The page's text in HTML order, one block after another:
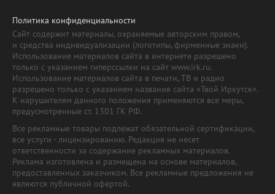
Политика конфиденциальности
Сайт содержит материалы, охраняемые авторским правом,
и средства индивидуализации (логотипы, фирменные знаки).
Использование материалов сайта в интернете разрешено
только с указанием гиперссылки на сайт www.irk.ru.
Использование материалов сайта в печати, ТВ и радио
разрешено только с указанием названия сайта «Твой Иркутск».
К нарушителям данного положения применяются все меры,
предусмотренные ст. 1301 ГК РФ.
Все рекламные товары подлежат обязательной сертификации,
все услуги - лицензированию. Редакция не несет
ответственности за содержание рекламных материалов.
Реклама изготовлена и размещена на основе материалов,
предоставленных заказчиком. Все рекламные предложения не
являются публичной офертой.